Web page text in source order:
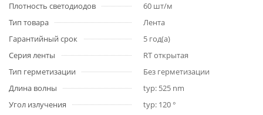
Плотность светодиодов
60 шт/м
Тип товара
Лента
Гарантийный срок
5 год(а)
Серия ленты
RT открытая
Тип герметизации
Без герметизации
Длина волны
typ: 525 nm
Угол излучения
typ: 120 °